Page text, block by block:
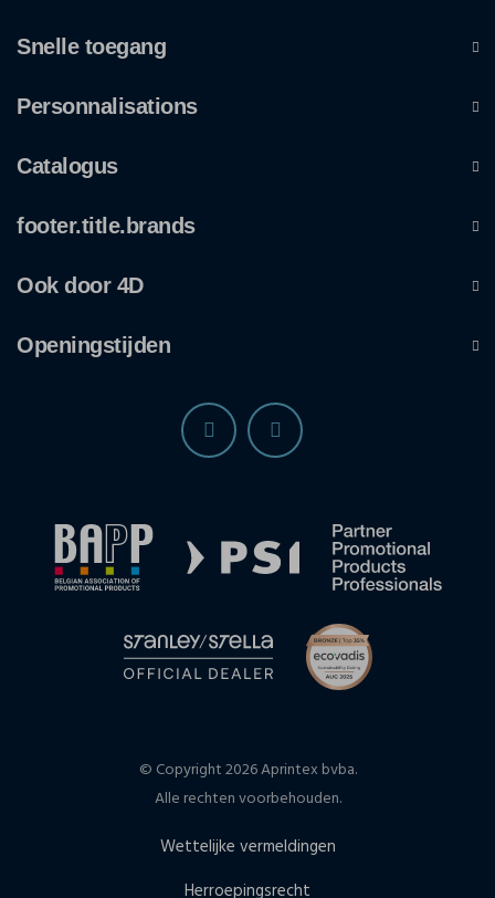
Snelle toegang
Personnalisations
Catalogus
footer.title.brands
Ook door 4D
Openingstijden
© Copyright 2026 Aprintex bvba.
Alle rechten voorbehouden.
Wettelijke vermeldingen
Herroepingsrecht